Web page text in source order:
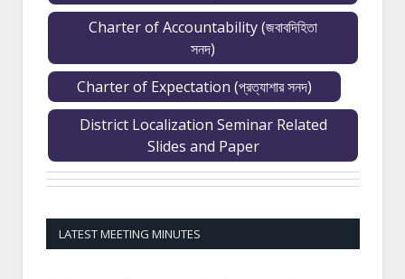
Charter of Accountability (জবাবদিহিতা
সনদ)
Charter of Expectation (প্রত্যাশার সনদ)
District Localization Seminar Related
Slides and Paper
LATEST MEETING MINUTES